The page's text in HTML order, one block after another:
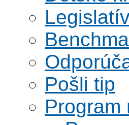
Pošli tip
Program